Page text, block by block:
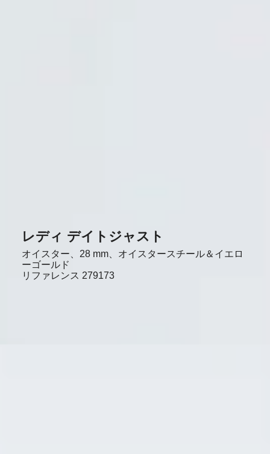
レディ デイトジャスト
オイスター、28 mm、オイスタースチール＆イエロ
ーゴールド
リファレンス 279173